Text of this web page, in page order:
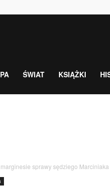
ŚWIAT KSIĄŻKI
sprawy sędziego